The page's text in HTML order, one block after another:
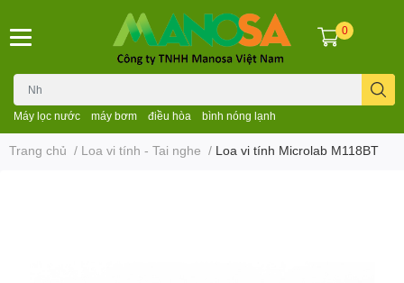
Máy lọc nước máy bơm điều hòa bình nóng lạnh
0
Trang chủ / Loa vi tính - Tai nghe / Loa vi tính Microlab M118BT